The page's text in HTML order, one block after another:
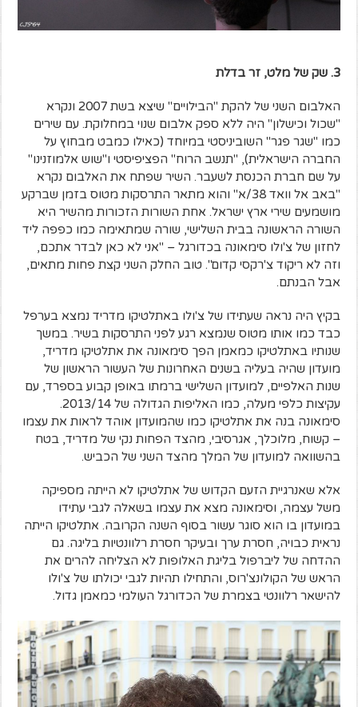
3. שק של מלט, זר בדלת
האלבום השני של להקת "הבילויים" שיצא בשת 2007 ונקרא
"שכול וכישלון" היה ללא ספק אלבום שנוי במחלוקת. עם שירים
כמו "שגר פגר" השוביניסטי במיוחד (כאילו כמבט מבחוץ על
החברה הישראלית), "תנשב הרוח" הפציפיסטי ו"שוש אלמוזנינו"
על שם חברת הכנסת לשעבר. השיר שפתח את האלבום נקרא
"באב אל וואד 38/א" והוא מתאר התרסקות מטוס בזמן שברקע
מושמעים שירי ארץ ישראל. אחת השורות הזכורות מהשיר היא
השורה הראשונה בבית השלישי, שורה שמתאימה כמו כפפה ליד
לחזון של צ'ולו סימאונה בכדורגל – "אני לא כאן לבדר אתכם,
וזה לא ריקוד צ'רקסי קדום". טוב החלק השני קצת פחות מתאים,
אבל הבנתם.
בקיץ היה נראה שעתידו של צ'ולו באתלטיקו מדריד נמצא בערפל
כבד כמו אותו מטוס שנמצא רגע לפני התרסקות בשיר. במשך
שנותיו באתלטיקו כמאמן הפך סימאונה את אתלטיקו מדריד,
מועדון שהיה בעליה בשנים האחרונות של העשור הראשון של
שנות האלפיים, למועדון השלישי ברמתו באופן קבוע בספרד, עם
עקיצות כלפי מעלה, כמו האליפות הגדולה של 2013/14.
סימאונה בנה את אתלטיקו כמו שהמועדון אוהד לראות את עצמו
– קשוח, מלוכלך, אגרסיבי, מהצד הפחות נקי של מדריד, בטח
בהשוואה למועדון של המלך מהצד השני של הכביש.
אלא שאנרגיית הזעם הקדוש של אתלטיקו לא הייתה מספיקה
משל עצמה, וסימאונה מצא את עצמו בשאלה לגבי עתידו
במועדון בו הוא סוגר עשור בסוף השנה הקרובה. אתלטיקו הייתה
נראית כבויה, חסרת ערך ובעיקר חסרת רלוונטיות בליגה. גם
ההדחה של ליברפול בליגת האלופות לא הצליחה להרים את
הראש של הקולונצ'רוס, והתחילו תהיות לגבי יכולתו של צ'ולו
להישאר רלוונטי בצמרת של הכדורגל העולמי כמאמן גדול.